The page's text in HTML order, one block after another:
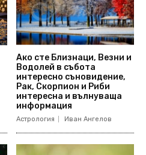
Ако сте Близнаци, Везни и
Водолей в събота
интересно съновидение,
Рак, Скорпион и Риби
интересна и вълнуваща
информация
Астрология Иван Ангелов